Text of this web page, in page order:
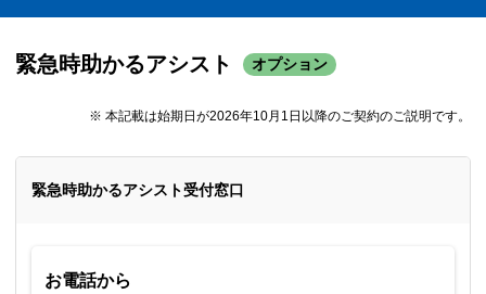
緊急時助かるアシスト オプション
※ 本記載は始期日が2026年10月1日以降のご契約のご説明です。
緊急時助かるアシスト受付窓口
お電話から